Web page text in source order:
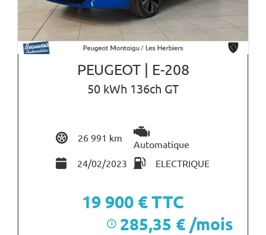
PEUGEOT | E-208
50 kWh 136ch GT
26 991 km
Automatique
24/02/2023
ELECTRIQUE
19 900 € TTC
i 285,35 € /mois